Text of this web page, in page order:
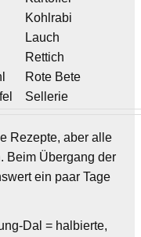
Kohlrabi
Lauch
Rettich
Rote Bete
Sellerie
Rezepte, aber alle
Beim Übergang der
ein paar Tage
Dal = halbierte,